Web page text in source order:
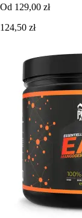
Od 129,00 zł
124,50 zł